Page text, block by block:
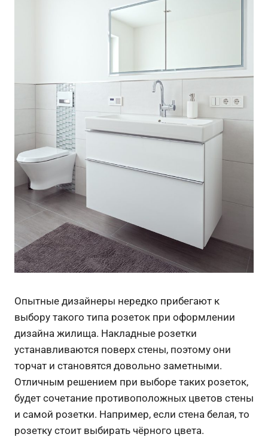
Опытные дизайнеры нередко прибегают к
выбору такого типа розеток при оформлении
дизайна жилища. Накладные розетки
устанавливаются поверх стены, поэтому они
торчат и становятся довольно заметными.
Отличным решением при выборе таких розеток,
будет сочетание противоположных цветов стены
и самой розетки. Например, если стена белая, то
розетку стоит выбирать чёрного цвета.